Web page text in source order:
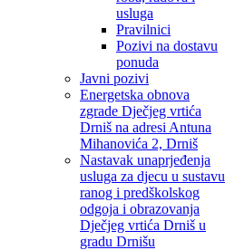
usluga
Pravilnici
Pozivi na dostavu
ponuda
Javni pozivi
Energetska obnova
zgrade Dječjeg vrtića
Drniš na adresi Antuna
Mihanovića 2, Drniš
Nastavak unaprjeđenja
usluga za djecu u sustavu
ranog i predškolskog
odgoja i obrazovanja
Dječjeg vrtića Drniš u
gradu Drnišu